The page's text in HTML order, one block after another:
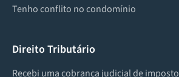
Tenho conflito no condomínio
Direito Tributário
Recebi uma cobrança judicial de imposto